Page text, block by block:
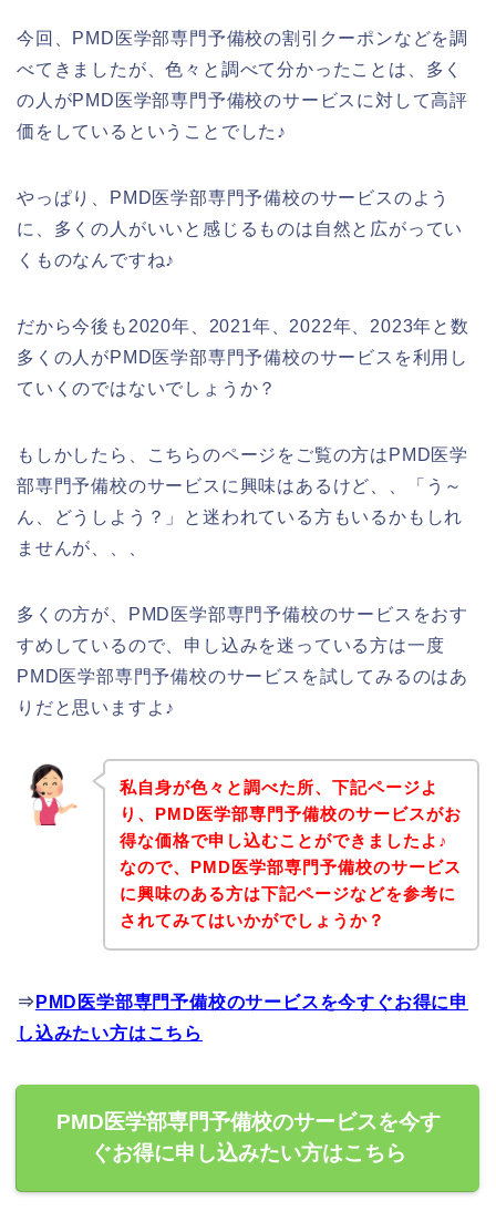
今回、PMD医学部専門予備校の割引クーポンなどを調
べてきましたが、色々と調べて分かったことは、多く
の人がPMD医学部専門予備校のサービスに対して高評
価をしているということでした♪
やっぱり、PMD医学部専門予備校のサービスのよう
に、多くの人がいいと感じるものは自然と広がってい
くものなんですね♪
だから今後も2020年、2021年、2022年、2023年と数
多くの人がPMD医学部専門予備校のサービスを利用し
ていくのではないでしょうか？
もしかしたら、こちらのページをご覧の方はPMD医学
部専門予備校のサービスに興味はあるけど、、「う～
ん、どうしよう？」と迷われている方もいるかもしれ
ませんが、、、
多くの方が、PMD医学部専門予備校のサービスをおす
すめしているので、申し込みを迷っている方は一度
PMD医学部専門予備校のサービスを試してみるのはあ
りだと思いますよ♪
私自身が色々と調べた所、下記ページよ
り、PMD医学部専門予備校のサービスがお
得な価格で申し込むことができましたよ♪
なので、PMD医学部専門予備校のサービス
に興味のある方は下記ページなどを参考に
されてみてはいかがでしょうか？
⇒ PMD医学部専門予備校のサービスを今すぐお得に申
し込みたい方はこちら
PMD医学部専門予備校のサービスを今す
ぐお得に申し込みたい方はこちら